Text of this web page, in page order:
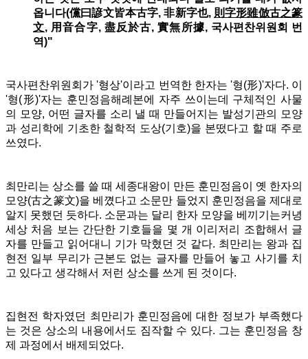
옵니다(儻曰諺文皆本古字, 非新字也, 則字形雖倣古之篆
文, 用音合字, 盡反於古, 實無所據, 국사편찬위원회 번
역)"
국사편찬위원회가 '형상'이라고 번역한 한자는 '형(形)'자다. 이
'형(形)'자는 훈민정음해례본에 자주 쓰이는데 구체적인 사물
의 모양, 어떤 글자를 소리 낼 때 만들어지는 발성기관의 모양
과 성리학에 기초한 철학적 도상(기호)을 본떴다고 할 때 주로
쓰였다.
최만리는 상소를 쓸 때 세종대왕이 만든 훈민정음이 옛 한자의
모양(古之篆文)을 베꼈다고 소문만 들었지 훈민정음을 제대로
알지 못했던 듯하다. 소문과는 달리 한자 모양을 베끼기는커녕
세상 처음 보는 간단한 기호들을 몇 개 이리저리 조합해서 글
자를 만들고 읽어대니 기가 막혔던 것 같다. 최만리는 왕과 집
현전 일부 무리가 근본도 없는 글자를 만들어 놓고 사기를 치
고 있다고 생각해서 저런 상소를 쓰게 된 것이다.
집현전 학자였던 최만리가 훈민정음에 대한 정보가 부족했다
는 것은 상소의 내용에서도 짐작할 수 있다. 그는 훈민정음 창
제 과정에서 배제되었다.